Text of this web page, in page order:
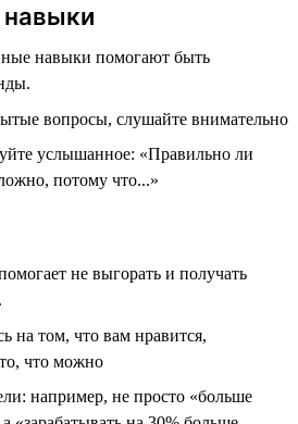
навыки помогают быть
вопросы, слушайте внимательно
услышанное: «Правильно ли
потому что...»
не выгорать и получать
на том, что вам нравится,
что можно
например, не просто «больше